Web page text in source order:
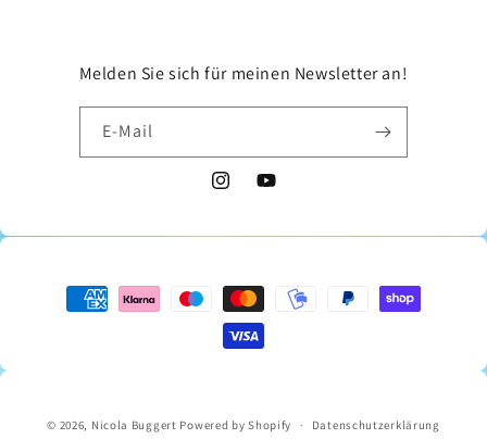
Melden Sie sich für meinen Newsletter an!
E-Mail
InstagramYouTube
Zahlungsmethoden
© 2026, Nicola Buggert Powered by Shopify Datenschutzerklärung